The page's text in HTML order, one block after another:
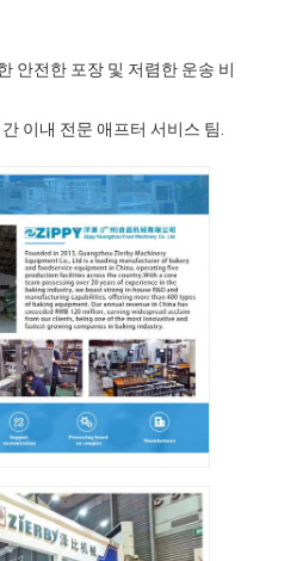
안전한 포장 및 저렴한 운송 비
이내 전문 애프터 서비스 팀.